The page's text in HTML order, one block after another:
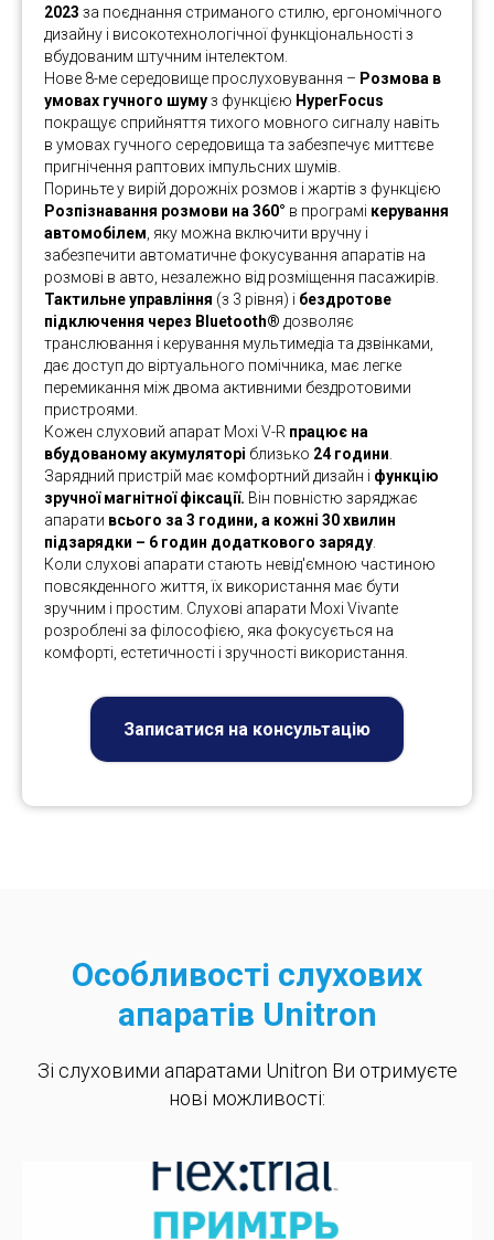
2023 за поєднання стриманого стилю, ергономічного
дизайну і високотехнологічної функціональності з
вбудованим штучним інтелектом.
Нове 8-ме середовище прослуховування – Розмова в
умовах гучного шумуз функцією HyperFocus
покращує сприйняття тихого мовного сигналу навіть
в умовах гучного середовища та забезпечує миттєве
пригнічення раптових імпульсних шумів.
Пориньте у вирій дорожніх розмов і жартів з функцією
Розпізнавання розмови на 360° в програмі керування
автомобілем , яку можна включити вручну і
забезпечити автоматичне фокусування апаратів на
розмові в авто, незалежно від розміщення пасажирів.
Тактильне управління (з 3 рівня) і бездротове
підключення через Bluetooth® дозволяє
транслювання і керування мультимедіа та дзвінками,
дає доступ до віртуального помічника, має легке
перемикання між двома активними бездротовими
пристроями.
Кожен слуховий апарат Moxi V-R працює на
вбудованому акумуляторі близько 24 години
Зарядний пристрій має комфортний дизайн і функцію
зручної магнітної фіксації. Він повністю заряджає
апарати всього за 3 години, а кожні 30 хвилин
підзарядки – 6 годин додаткового заряду
Коли слухові апарати стають невід'ємною частиною
повсякденного життя, їх використання має бути
зручним і простим. Слухові апарати Moxi Vivante
розроблені за філософією, яка фокусується на
комфорті, естетичності і зручності використання.
Записатися на консультацію
Особливості слухових
апаратів Unitron
Зі слуховими апаратами Unitron Ви отримуєте
нові можливості: